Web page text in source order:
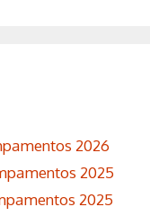
2026
2025
2025